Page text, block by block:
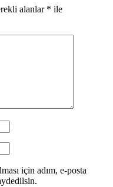
alanlar * ile
için adım, e-posta